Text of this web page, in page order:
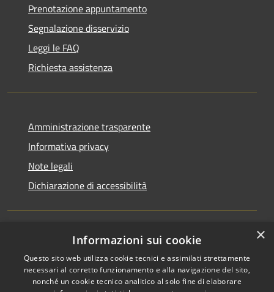
Prenotazione appuntamento
Segnalazione disservizio
Leggi le FAQ
Richiesta assistenza
Amministrazione trasparente
Informativa privacy
Note legali
Dichiarazione di accessibilità
Accessibilità
Privacy
Copyright © 2026 • Comune di
Ucria • Powered by
Municipium• Accesso
×
Informazioni sui cookie
Questo sito web utilizza cookie tecnici e assimilati strettamente
necessari al corretto funzionamento e alla navigazione del sito,
nonché un cookie tecnico analitico al solo fine di elaborare